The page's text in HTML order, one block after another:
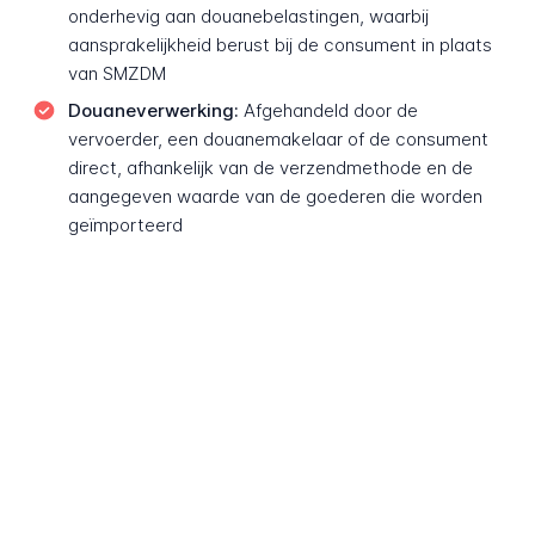
onderhevig aan douanebelastingen, waarbij
aansprakelijkheid berust bij de consument in plaats
van SMZDM
Douaneverwerking: Afgehandeld door de
vervoerder, een douanemakelaar of de consument
direct, afhankelijk van de verzendmethode en de
aangegeven waarde van de goederen die worden
geïmporteerd